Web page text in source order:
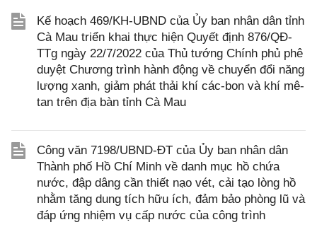
Kế hoạch 469/KH-UBND của Ủy ban nhân dân tỉnh
Cà Mau triển khai thực hiện Quyết định 876/QĐ-
TTg ngày 22/7/2022 của Thủ tướng Chính phủ phê
duyệt Chương trình hành động về chuyển đổi năng
lượng xanh, giảm phát thải khí các-bon và khí mê-
tan trên địa bàn tỉnh Cà Mau
Công văn 7198/UBND-ĐT của Ủy ban nhân dân
Thành phố Hồ Chí Minh về danh mục hồ chứa
nước, đập dâng cần thiết nạo vét, cải tạo lòng hồ
nhằm tăng dung tích hữu ích, đảm bảo phòng lũ và
đáp ứng nhiệm vụ cấp nước của công trình